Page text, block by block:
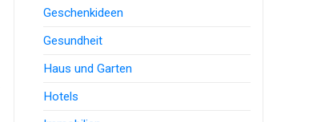
Geschenkideen
Gesundheit
Haus und Garten
Hotels